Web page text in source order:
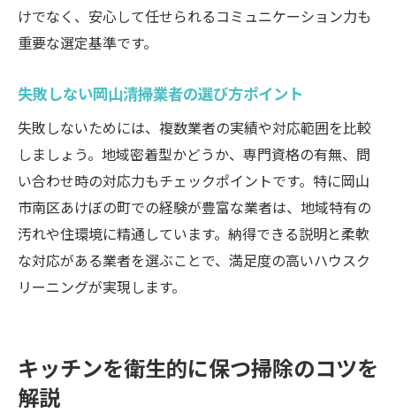
けでなく、安心して任せられるコミュニケーション力も
重要な選定基準です。
失敗しない岡山清掃業者の選び方ポイント
失敗しないためには、複数業者の実績や対応範囲を比較
しましょう。地域密着型かどうか、専門資格の有無、問
い合わせ時の対応力もチェックポイントです。特に岡山
市南区あけぼの町での経験が豊富な業者は、地域特有の
汚れや住環境に精通しています。納得できる説明と柔軟
な対応がある業者を選ぶことで、満足度の高いハウスク
リーニングが実現します。
キッチンを衛生的に保つ掃除のコツを
解説